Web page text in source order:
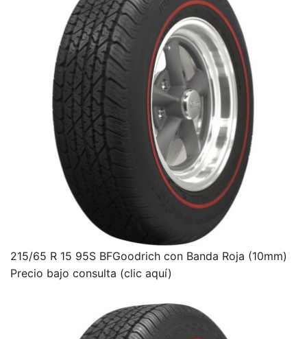
215/65 R 15 95S BFGoodrich con Banda Roja (10mm)
Precio bajo consulta (clic aquí)